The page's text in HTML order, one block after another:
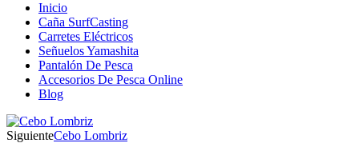
Inicio
Caña SurfCasting
Carretes Eléctricos
Señuelos Yamashita
Pantalón De Pesca
Accesorios De Pesca Online
Blog
SiguienteCebo Lombriz